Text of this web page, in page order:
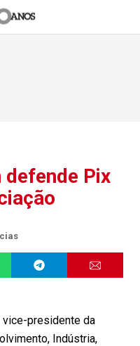
Pix
vice-presidente da
Indústria,